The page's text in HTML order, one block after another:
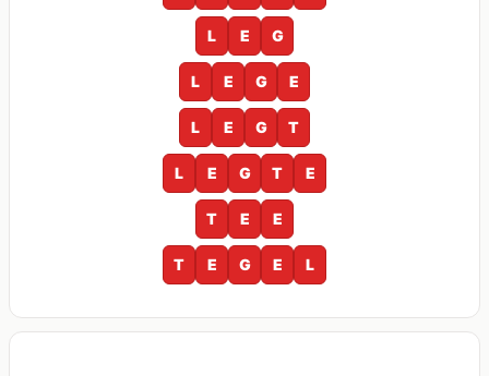
L E G
L E G E
L E G T
L E G T E
T E E
T E G E L